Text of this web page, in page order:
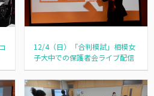
12/4（日）「合判模試」相模女
子大中での保護者会ライブ配信